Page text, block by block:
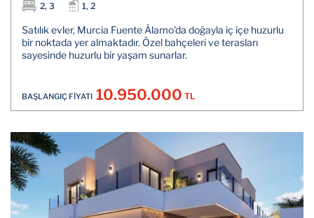
2, 3
1, 2
Satılık evler, Murcia Fuente Álamo'da doğayla iç içe huzurlu
bir noktada yer almaktadır. Özel bahçeleri ve terasları
sayesinde huzurlu bir yaşam sunarlar.
BAŞLANGIÇ FİYATI 10.950.000 TL